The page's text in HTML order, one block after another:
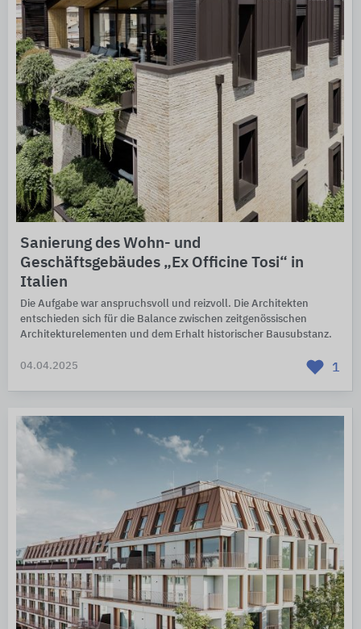
Sanierung des Wohn- und
Geschäftsgebäudes „Ex Officine Tosi“ in
Italien
Die Aufgabe war anspruchsvoll und reizvoll. Die Architekten
entschieden sich für die Balance zwischen zeitgenössischen
Architekturelementen und dem Erhalt historischer Bausubstanz.
04.04.2025 1